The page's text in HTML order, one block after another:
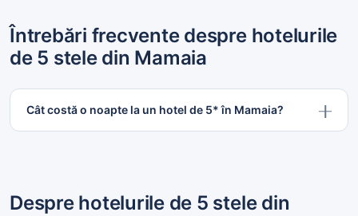
Întrebări frecvente despre hotelurile
de 5 stele din Mamaia
Cât costă o noapte la un hotel de 5* în Mamaia?
Despre hotelurile de 5 stele din